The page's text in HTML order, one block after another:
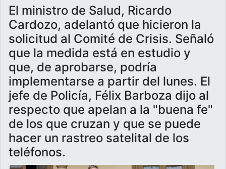
El ministro de Salud, Ricardo
Cardozo, adelantó que hicieron la
solicitud al Comité de Crisis. Señaló
que la medida está en estudio y
que, de aprobarse, podría
implementarse a partir del lunes. El
jefe de Policía, Félix Barboza dijo al
respecto que apelan a la "buena fe"
de los que cruzan y que se puede
hacer un rastreo satelital de los
teléfonos.